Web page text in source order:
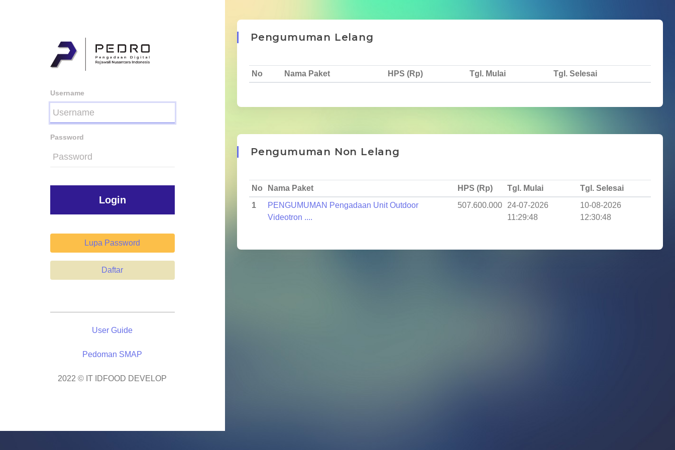
Username
Password
Lupa Password
Daftar
User Guide
Pedoman SMAP
2022 © IT IDFOOD DEVELOP
Pengumuman Lelang
No Nama Paket HPS (Rp) Tgl. Mulai Tgl. Selesai
Pengumuman Non Lelang
No Nama Paket HPS (Rp) Tgl. Mulai
Tgl. Selesai
1
PENGUMUMAN Pengadaan Unit Outdoor
Videotron ....
507.600.000
24-07-2026
11:29:48
10-08-2026
12:30:48